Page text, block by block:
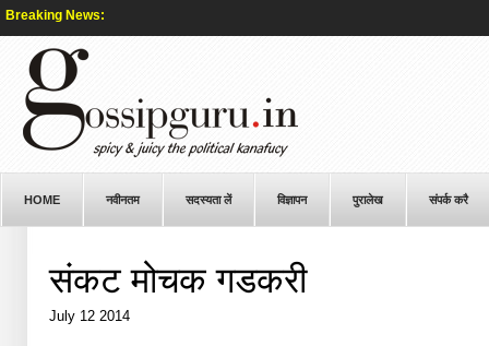
Breaking News:
HOME नवीनतम सदस्यता लें विज्ञापन पुरालेख संपर्क करै
संकट मोचक गडकरी
July 12 2014